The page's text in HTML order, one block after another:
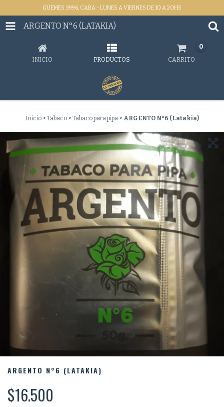
GÜEMES 3996, CABA - LUNES A VIERNES DE 10 A 20HS
ARGENTO N°6 (LATAKIA)
INICIO PRODUCTOS CARRITO
0
Inicio > Tabaco > Tabaco para pipa > ARGENTO N°6 (Latakia)
ARGENTO N°6 (LATAKIA)
$16.500